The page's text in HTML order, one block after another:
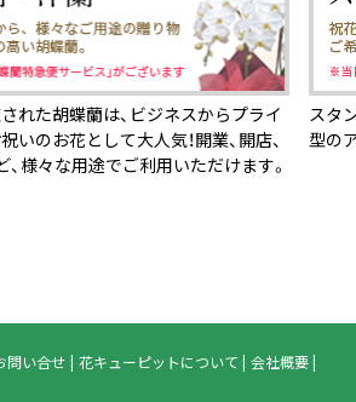
れた胡蝶蘭は、ビジネスからプライ
いのお花として大人気！開業、開店、
、様々な用途でご利用いただけます。
スタ
型の
問い合せ 花キューピットについて
会社概要